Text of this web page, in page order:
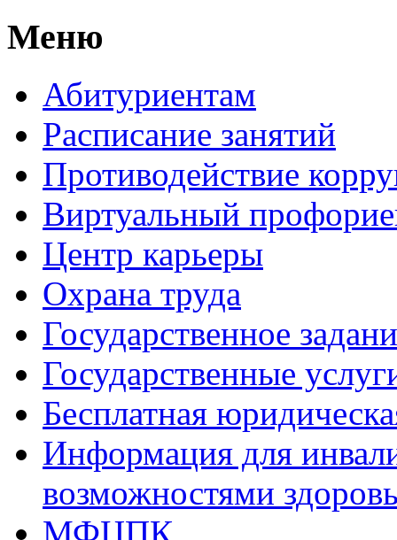
Меню
Абитуриентам
Расписание занятий
Противодействие
Виртуальный
Центр карьеры
Охрана труда
Государственное
Государственные
Бесплатная
Информация для
возможностями
МФЦПК